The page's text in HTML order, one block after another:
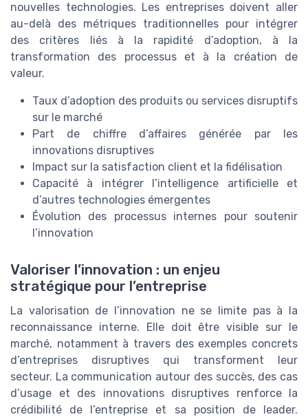
nouvelles technologies. Les entreprises doivent aller
au-delà des métriques traditionnelles pour intégrer
des critères liés à la rapidité d’adoption, à la
transformation des processus et à la création de
valeur.
Taux d’adoption des produits ou services disruptifs
sur le marché
Part de chiffre d’affaires générée par les
innovations disruptives
Impact sur la satisfaction client et la fidélisation
Capacité à intégrer l’intelligence artificielle et
d’autres technologies émergentes
Évolution des processus internes pour soutenir
l’innovation
Valoriser l’innovation : un enjeu
stratégique pour l’entreprise
La valorisation de l’innovation ne se limite pas à la
reconnaissance interne. Elle doit être visible sur le
marché, notamment à travers des exemples concrets
d’entreprises disruptives qui transforment leur
secteur. La communication autour des succès, des cas
d’usage et des innovations disruptives renforce la
crédibilité de l’entreprise et sa position de leader.